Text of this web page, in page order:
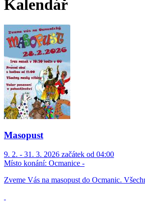
Kalendář
Masopust
9. 2. - 31. 3. 2026 začátek od 04:00
Místo konání: Ocmanice -
Zveme Vás na masopust do Ocmanic.